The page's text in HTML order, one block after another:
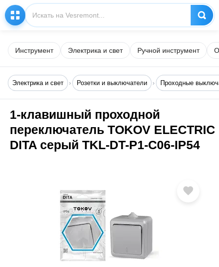
Инструмент Электрика и свет Ручной инструмент
Электрика и свет Розетки и выключатели Проходные
1-клавишный проходной
переключатель TOKOV ELECTRIC
DITA серый TKL-DT-P1-C06-IP54